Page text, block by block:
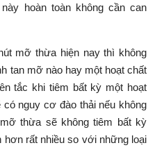
hoàn toàn không cần can
mỡ thừa hiện nay thì không
tan mỡ nào hay một hoạt chất
tắc khi tiêm bất kỳ một hoạt
nguy cơ đào thải nếu không
thừa sẽ không tiêm bất kỳ
hơn rất nhiều so với những loại